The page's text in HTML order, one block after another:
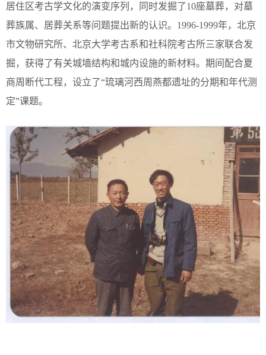
居住区考古学文化的演变序列，同时发掘了10座墓葬，对墓
葬族属、居葬关系等问题提出新的认识。1996-1999年，北京
市文物研究所、北京大学考古系和社科院考古所三家联合发
掘，获得了有关城墙结构和城内设施的新材料。期间配合夏
商周断代工程，设立了“琉璃河西周燕都遗址的分期和年代测
定”课题。